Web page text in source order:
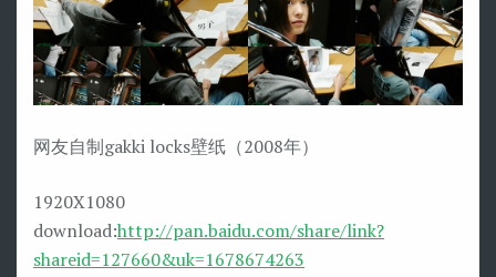
网友自制gakki locks壁纸（2008年）
1920X1080
download:http://pan.baidu.com/share/link?
shareid=127660&uk=1678674263